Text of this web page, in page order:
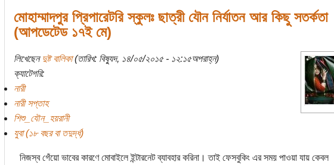
মোহাম্মাদপুর প্রিপারেটরি স্কুলঃ ছাত্রী যৌন নির্যাতন আর কিছু সতর্কতা
(আপডেটেড ১৭ই মে)
লিখেছেনদুষ্ট বালিকা(তারিখ: বিষ্যুদ, ১৪/০৫/২০১৫ - ১২:১৫অপরাহ্ন)
ক্যাটেগরি:
নারী
নারী সপ্তাহ
শিশু_যৌন_হয়রানী
যুবা (১৮ বছর বা তদুর্দ্ধ)
নিজস্ব গেঁয়ো ভাবের কারণে মোবাইলে ইন্টারনেট ব্যাবহার করিনা। তাই ফেসবুকিং এর সময় পাওয়া যায় কেবল